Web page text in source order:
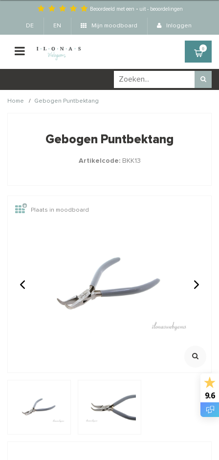
Beoordeeld met een - uit -beoordelingen
DE EN Mijn moodboard Inloggen
0
Home / Gebogen Puntbektang
producten ook interessant
Wire Looping Tang 6-in-
1
Om oogjes te maken van
Handige oogjes buiger
Gebogen Puntbektang
Artikelcode:BKK13
Plaats in moodboard
9.6